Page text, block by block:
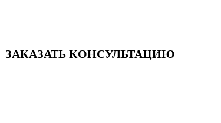
ЗАКАЗАТЬ КОНСУЛЬТАЦИЮ